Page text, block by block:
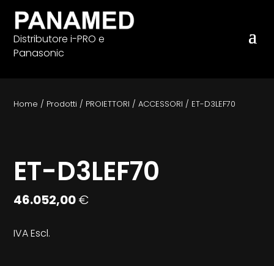
Distributore i-PRO e
Panasonic
Home / Prodotti / PROIETTORI /ACCESSORI / ET-D3LEF70
ET-D3LEF70
46.052,00€
IVA Escl.